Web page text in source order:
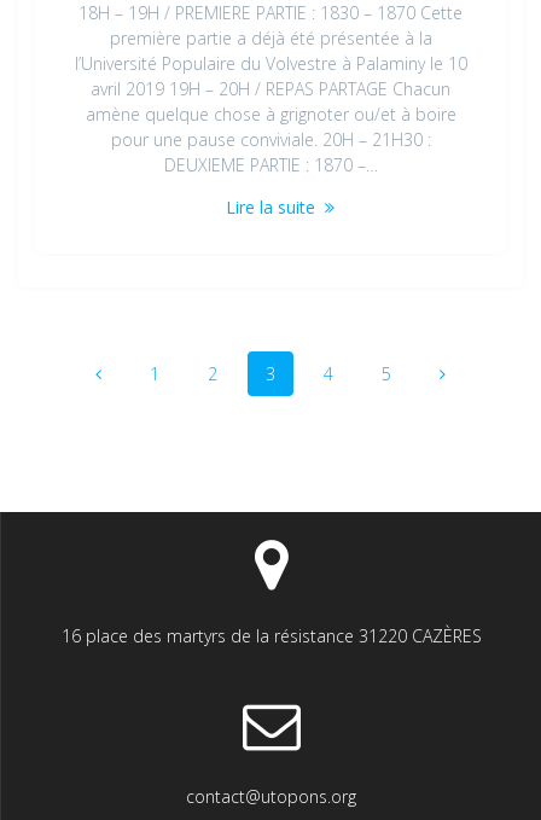
18H – 19H / PREMIERE PARTIE : 1830 – 1870 Cette
première partie a déjà été présentée à la
l’Université Populaire du Volvestre à Palaminy le 10
avril 2019 19H – 20H / REPAS PARTAGE Chacun
amène quelque chose à grignoter ou/et à boire
pour une pause conviviale. 20H – 21H30 :
DEUXIEME PARTIE : 1870 –…
Lire la suite
des
Page
1 Page
2 Page
3 Page
4 Page
5
16 place des martyrs de la résistance 31220 CAZÈRES
contact@utopons.org